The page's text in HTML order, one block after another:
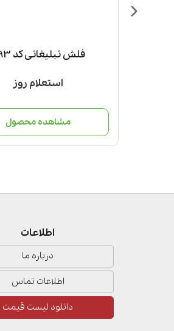
فلش تبلیغاتی کد 293
استعلام روز
مشاهده محصول
اطلاعات
درباره ما
اطلاعات تماس
دانلود لیست قیمت